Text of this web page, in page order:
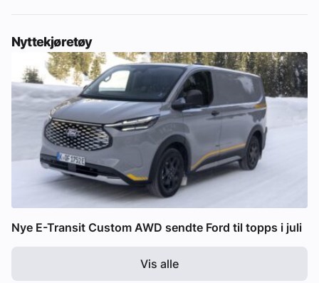
Nyttekjøretøy
Nye E-Transit Custom AWD sendte Ford til topps i juli
Vis alle